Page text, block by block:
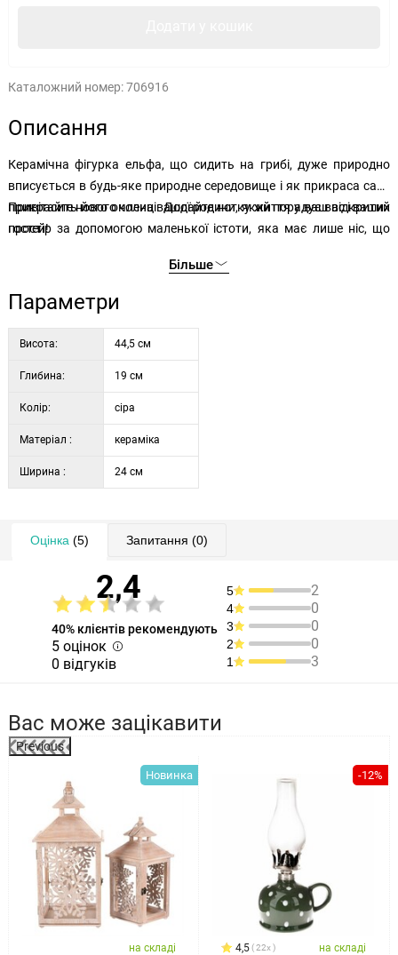
Каталожний номер:706916
Описання
Керамічна фігурка ельфа, що сидить на грибі, дуже природно
вписується в будь-яке природне середовище і як прикраса саду
прикрасить його околиці. Додайте нотку життя у ваш відкритий
простір за допомогою маленької істоти, яка має лише ніс, що
Привітайте нового члена вашої родини, який порадує вас і ваших
гостей!
Більше
Параметри
Висота: 44,5 см
Глибина: 19 см
Колір: сіра
Матеріал : кераміка
Ширина : 24 см
Оцінка (5) Запитання (0)
2,4
40% клієнтів рекомендують
5 оцінок
0 відгуків
5 2
4 0
3 0
2 0
1 3
Вас може зацікавити
Previous
Новинка
на складі
-12%
4,5 22x на складі